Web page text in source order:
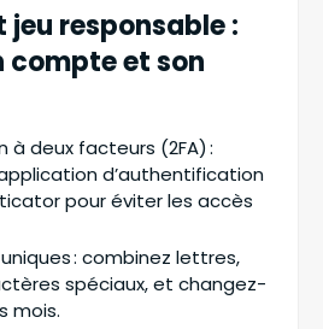
jeu responsable :
compte et son
deux facteurs (2FA) :
d’authentification
pour éviter les accès
: combinez lettres,
spéciaux, et changez-
mois.